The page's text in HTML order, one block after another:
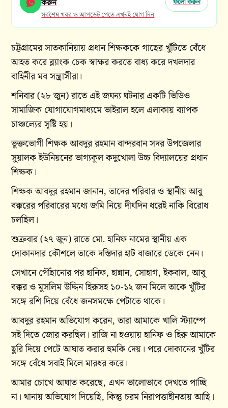
করুন
সর্বশেষ খবর ও আপডেট পেতে এখনই যোগ দিন
চট্টগ্রামের সাতকানিয়ায় প্রধান শিক্ষককে গাছের খুঁটিতে বেঁধে
আহত করে ব্ল্যাংক চেক স্বাক্ষর করতে বাধ্য করে দখলদার
বাহিনীর মব সন্ত্রাসীরা।
শনিবার (২৮ জুন) রাতে এই জঘন্য ঘটনার একটি ভিডিও
সামাজিক যোগাযোগমাধ্যমে ভাইরাল হলে এলাকায় ব্যাপক
চাঞ্চল্যের সৃষ্টি হয়।
ভুক্তভোগী শিক্ষক আবদুর রহমান বান্দরবান সদর উপজেলার
সুয়ালক ইউনিয়নের ভাগ্যকুল কদুখোলা উচ্চ বিদ্যালয়ের প্রধান
শিক্ষক।
শিক্ষক আবদুর রহমান জানান, তাদের পরিবার ও স্থানীয় আবু
বক্করের পরিবারের মধ্যে জমি নিয়ে দীর্ঘদিন ধরেই নাকি বিরোধ
চলছিল।
শুক্রবার (২৭ জুন) রাতে মো. হানিফ নামের স্থানীয় এক
দোকানদার কৌশলে তাকে দস্তিদার হাট বাজারে ডেকে নেন।
সেখানে পৌঁছানোর পর হানিফ, হান্নান, সোহাগ, ইকবাল, আবু
বক্কর ও মুসলিম উদ্দিন হিরুসহ ১০-১২ জন মিলে তাকে খুঁটির
সঙ্গে রশি দিয়ে বেঁধে জনসমক্ষে পেটাতে থাকে।
আবদুর রহমান অভিযোগ করেন, তারা আমাকে খালি স্ট্যাম্পে
সই দিতে জোর করছিল। রাজি না হওয়ায় হানিফ ও হিরু আমাকে
ছুরি দিয়ে পেটে আঘাত করার হুমকি দেয়। পরে দোকানের খুঁটির
সঙ্গে বেঁধে সবাই মিলে মারধর করে।
আমার চোখে আঘাত করেছে, এখন ভালোভাবে দেখতে পাচ্ছি
না। থানায় অভিযোগ দিয়েছি, কিন্তু চরম নিরাপত্তাহীনতায় আছি।